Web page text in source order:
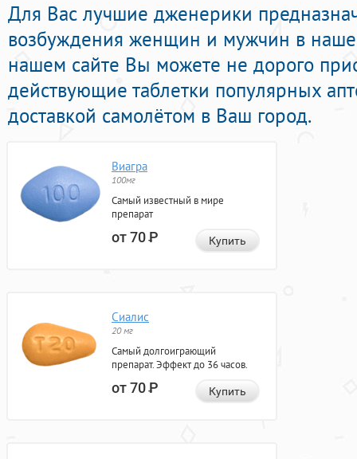
Для Вас лучшие дженерики
возбуждения женщин и мужчин в
нашем сайте Вы можете не дорого
действующие таблетки популярных
доставкой самолётом в Ваш город.
Виагра
100мг
Самый известный в мире
препарат
от 70Р Купить
Сиалис
20 мг
Самый долгоиграющий
препарат. Эффект до 36 часов.
от 70Р Купить